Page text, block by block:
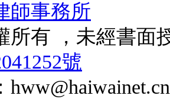
師事務所
所有 ，未經書面
號